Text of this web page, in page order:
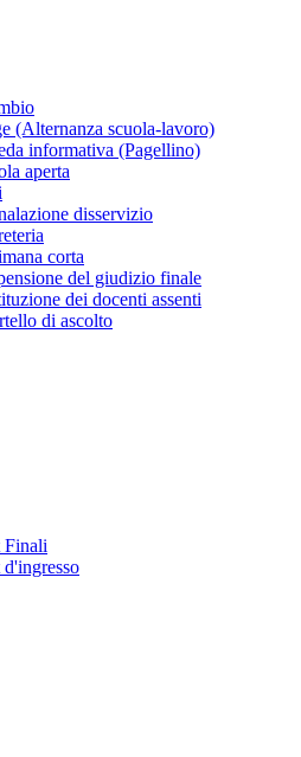
(Alternanza scuola-lavoro)
informativa (Pagellino)
aperta
disservizio
corta
del giudizio finale
dei docenti assenti
di ascolto
Finali
d'ingresso